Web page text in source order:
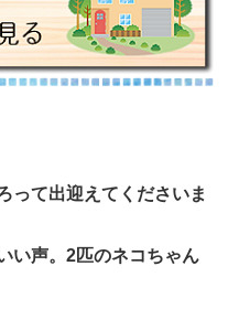
って出迎えてくださいま
い声。2匹のネコちゃん